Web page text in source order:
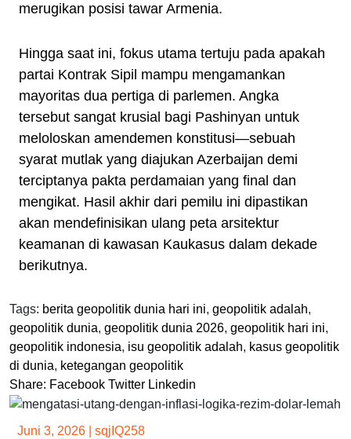
merugikan posisi tawar Armenia.
Hingga saat ini, fokus utama tertuju pada apakah
partai Kontrak Sipil mampu mengamankan
mayoritas dua pertiga di parlemen. Angka
tersebut sangat krusial bagi Pashinyan untuk
meloloskan amendemen konstitusi—sebuah
syarat mutlak yang diajukan Azerbaijan demi
terciptanya pakta perdamaian yang final dan
mengikat. Hasil akhir dari pemilu ini dipastikan
akan mendefinisikan ulang peta arsitektur
keamanan di kawasan Kaukasus dalam dekade
berikutnya.
Tags: berita geopolitik dunia hari ini, geopolitik adalah,
geopolitik dunia, geopolitik dunia 2026, geopolitik hari ini,
geopolitik indonesia, isu geopolitik adalah, kasus geopolitik
di dunia, ketegangan geopolitik
Share: Facebook Twitter Linkedin
Juni 3, 2026 sqjIQ258